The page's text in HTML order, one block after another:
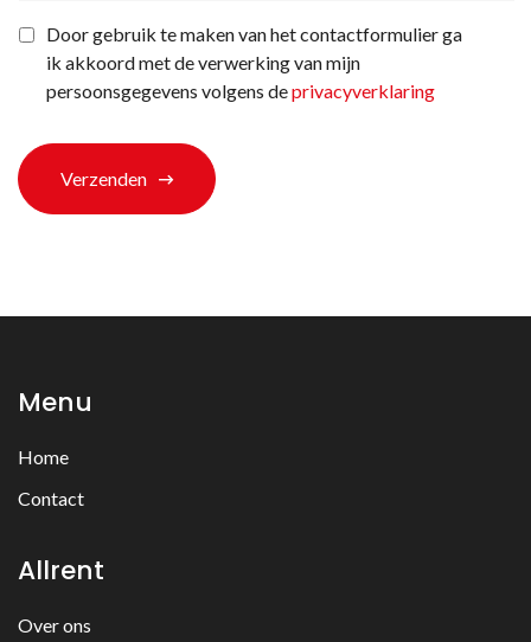
bij
ons
terechtgekomen?
Privacyverklaring *
Door gebruik te maken van het contactformulier ga
ik akkoord met de verwerking van mijn
persoonsgegevens volgens deprivacyverklaring
Verzenden
Menu
Home
Contact
Allrent
Over ons